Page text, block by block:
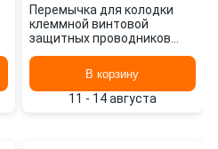
Перемычка для колодки
клеммной винтовой
защитных проводников
КЛЕММНИКОВ СЕЧЕНИЕМ
2,5ММ NSYTRAL220 APC
В корзину
11 - 14 августа